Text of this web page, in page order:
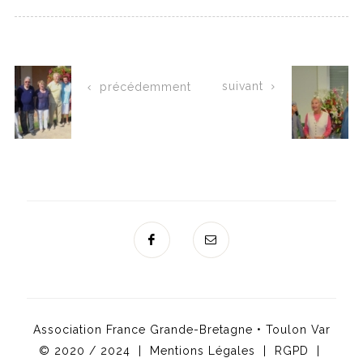
précédemment suivant
Association France Grande-Bretagne • Toulon Var
© 2020 / 2024 |
Mentions Légales RGPD